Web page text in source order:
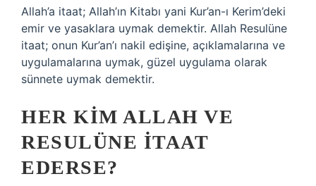
Allah’a itaat; Allah’ın Kitabı yani Kur’an-ı Kerim’deki
emir ve yasaklara uymak demektir. Allah Resulüne
itaat; onun Kur’an’ı nakil edişine, açıklamalarına ve
uygulamalarına uymak, güzel uygulama olarak
sünnete uymak demektir.
HER KIM ALLAH VE
RESULÜNE ITAAT
EDERSE?